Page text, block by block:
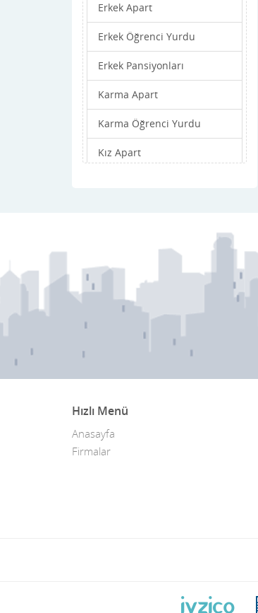
Erkek Apart
Erkek Öğrenci Yurdu
Erkek Pansiyonları
Karma Apart
Karma Öğrenci Yurdu
Kız Apart
Hızlı Menü
Anasayfa
Firmalar